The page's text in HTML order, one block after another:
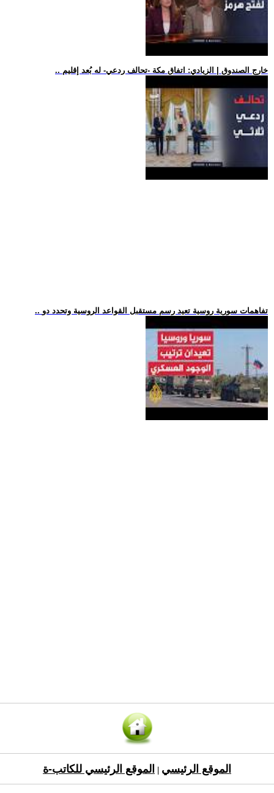
.. خارج الصندوق | الزيادي: اتفاق مكة -تحالف ردعي- له بُعد إقليم
.. تفاهمات سورية روسية تعيد رسم مستقبل القواعد الروسية وتحدد دو
الموقع الرئيسي الموقع الرئيسي للكاتب-ة